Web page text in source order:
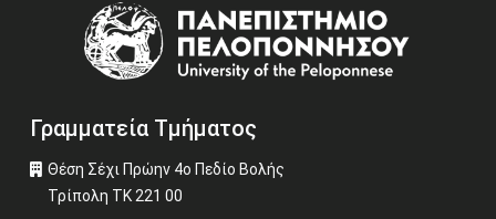
Γραμματεία Τμήματος
Θέση Σέχι Πρώην 4ο Πεδίο Βολής
Τρίπολη ΤΚ 221 00